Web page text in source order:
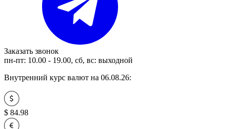
Заказать звонок
пн-пт: 10.00 - 19.00, сб, вс: выходной
Внутренний курс валют на 06.08.26:
$ 84.98